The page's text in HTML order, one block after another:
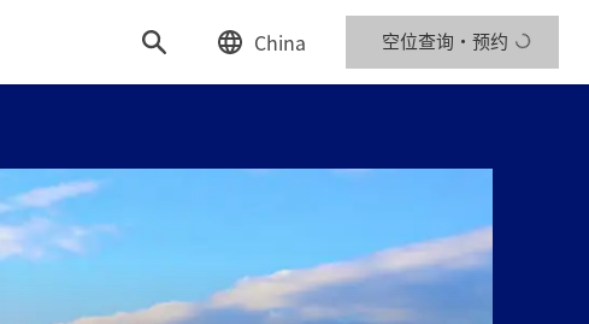
China 空位查询・预约